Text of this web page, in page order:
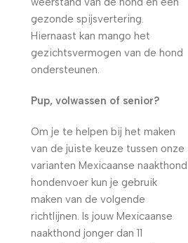
gezonde spijsvertering.
Hiernaast kan mango het
gezichtsvermogen van de hond
ondersteunen.
Pup, volwassen of senior?
Om je te helpen bij het maken
van de juiste keuze tussen onze
varianten Mexicaanse naakthond
hondenvoer kun je gebruik
maken van de volgende
richtlijnen. Is jouw Mexicaanse
naakthond jonger dan 11